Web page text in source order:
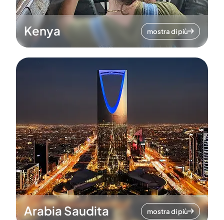
Kenya mostra di più
Arabia Saudita mostra di più